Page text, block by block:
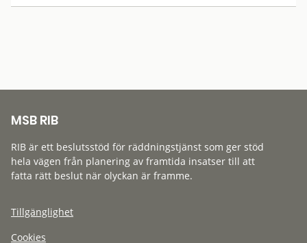
MSB RIB
RIB är ett beslutsstöd för räddningstjänst som ger stöd
hela vägen från planering av framtida insatser till att
fatta rätt beslut när olyckan är framme.
Tillgänglighet
Cookies